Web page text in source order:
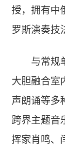
授，拥有中
罗斯演奏技
与常规单
大胆融合室
声朗诵等多
跨界主题音
挥家肖鸣、